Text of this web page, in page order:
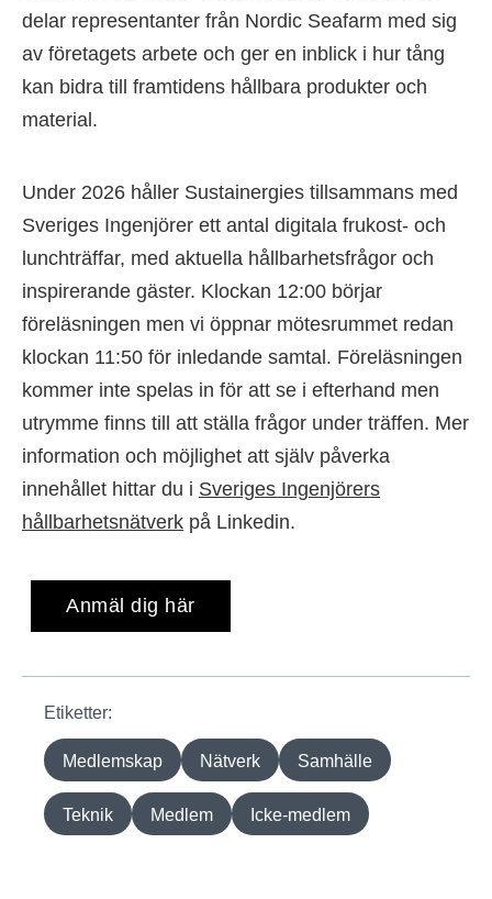
delar representanter från Nordic Seafarm med sig
av företagets arbete och ger en inblick i hur tång
kan bidra till framtidens hållbara produkter och
material.
Under 2026 håller Sustainergies tillsammans med
Sveriges Ingenjörer ett antal digitala frukost- och
lunchträffar, med aktuella hållbarhetsfrågor och
inspirerande gäster. Klockan 12:00 börjar
föreläsningen men vi öppnar mötesrummet redan
klockan 11:50 för inledande samtal. Föreläsningen
kommer inte spelas in för att se i efterhand men
utrymme finns till att ställa frågor under träffen. Mer
information och möjlighet att själv påverka
innehållet hittar du i Sveriges Ingenjörers
hållbarhetsnätverk på Linkedin.
Anmäl dig här
Etiketter:
Medlemskap Nätverk Samhälle
Teknik Medlem Icke-medlem